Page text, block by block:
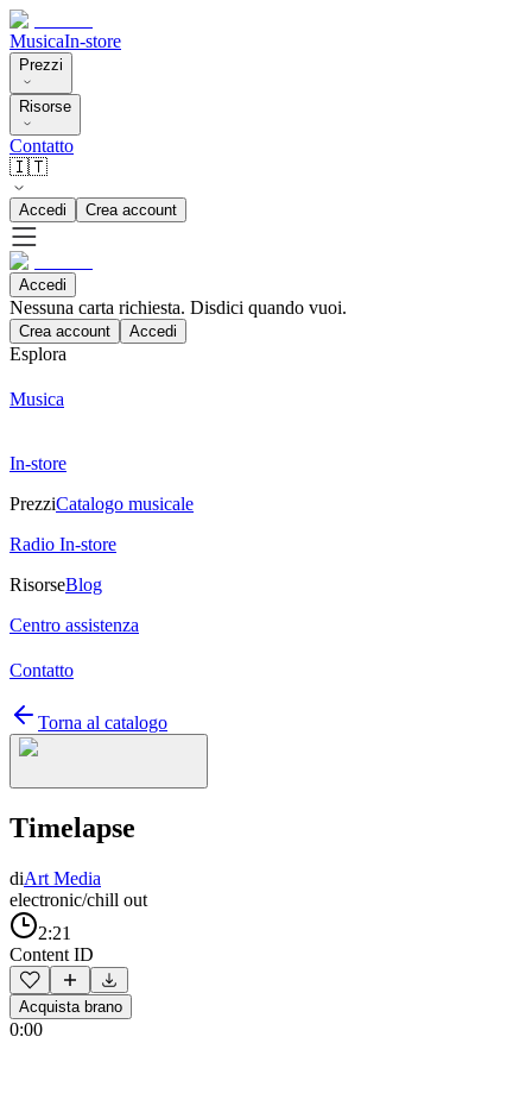
MusicaIn-store
Prezzi
Risorse
Contatto
🇮🇹
Accedi Crea account
Accedi
Nessuna carta richiesta. Disdici quando vuoi.
Crea account Accedi
Esplora
Musica
In-store
PrezziCatalogo musicale
Radio In-store
RisorseBlog
Centro assistenza
Contatto
Torna al catalogo
Timelapse
diArt Media
electronic/chill out
2:21
Content ID
Acquista brano
0:00